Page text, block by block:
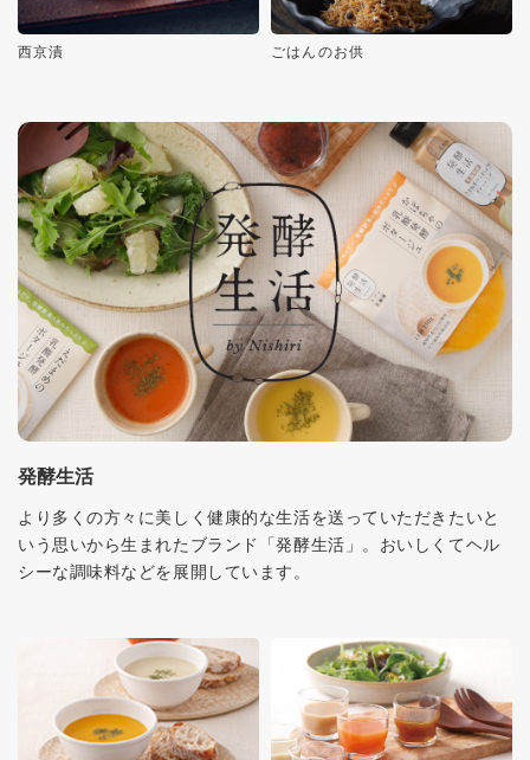
西京漬 ごはんのお供
発酵生活
より多くの方々に美しく健康的な生活を送っていただきたいと
いう思いから生まれたブランド「発酵生活」。おいしくてヘル
シーな調味料などを展開しています。